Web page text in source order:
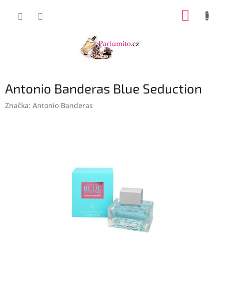
Antonio Banderas Blue Seduction
Značka: Antonio Banderas